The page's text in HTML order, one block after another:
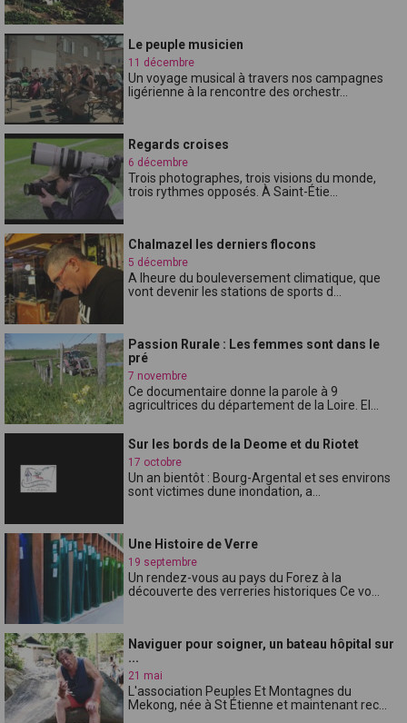
Le peuple musicien
11 décembre
Un voyage musical à travers nos campagnes
ligérienne à la rencontre des orchestr...
Regards croises
6 décembre
Trois photographes, trois visions du monde,
trois rythmes opposés. À Saint-Étie...
Chalmazel les derniers flocons
5 décembre
A lheure du bouleversement climatique, que
vont devenir les stations de sports d...
Passion Rurale : Les femmes sont dans le
pré
7 novembre
Ce documentaire donne la parole à 9
agricultrices du département de la Loire. El...
Sur les bords de la Deome et du Riotet
17 octobre
Un an bientôt : Bourg-Argental et ses environs
sont victimes dune inondation, a...
Une Histoire de Verre
19 septembre
Un rendez-vous au pays du Forez à la
découverte des verreries historiques Ce vo...
Naviguer pour soigner, un bateau hôpital sur
...
21 mai
L'association Peuples Et Montagnes du
Mekong, née à St Étienne et maintenant rec...